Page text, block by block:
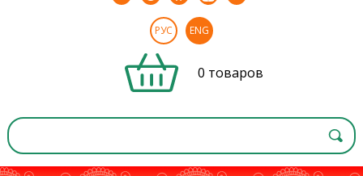
РУС ENG
0 товаров